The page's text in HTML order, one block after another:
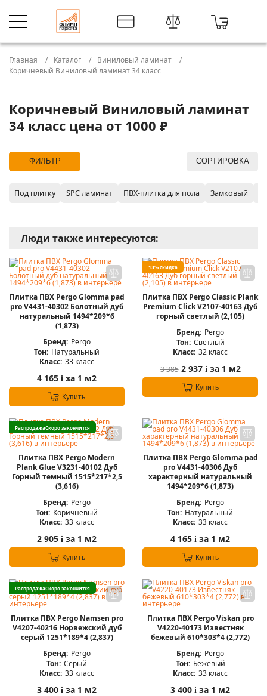
Главная Каталог
Виниловый ламинат
Коричневый Виниловый ламинат 34 класс
Коричневый Виниловый ламинат
34 класс цена от 1000 ₽
ФИЛЬТР СОРТИРОВКА
Под плитку SPC ламинат ПВХ-плитка для пола Замковый
Люди также интересуются:
Плитка ПВХ Pergo Glomma pad
pro V4431-40302 Болотный дуб
натуральный 1494*209*6
(1,873)
Бренд: Pergo
Тон: Натуральный
Класс: 33 класс
4 165 i за 1 м2
Купить
13% скидка
Плитка ПВХ Pergo Classic Plank
Premium Click V2107-40163 Дуб
горный светлый (2,105)
Бренд: Pergo
Тон: Светлый
Класс: 32 класс
3 385 2 937 iза 1 м2
Купить
РаспродажаСкоро закончится
Плитка ПВХ Pergo Modern
Plank Glue V3231-40102 Дуб
Горный темный 1515*217*2,5
(3,616)
Бренд: Pergo
Тон: Коричневый
Класс: 33 класс
2 905 i за 1 м2
Купить
Плитка ПВХ Pergo Glomma pad
pro V4431-40306 Дуб
характерный натуральный
1494*209*6 (1,873)
Бренд: Pergo
Тон: Натуральный
Класс: 33 класс
4 165 i за 1 м2
Купить
РаспродажаСкоро закончится
Плитка ПВХ Pergo Namsen pro
V4207-40216 Норвежский дуб
серый 1251*189*4 (2,837)
Бренд: Pergo
Тон: Серый
Класс: 33 класс
3 400 i за 1 м2
Плитка ПВХ Pergo Viskan pro
V4220-40173 Известняк
бежевый 610*303*4 (2,772)
Бренд: Pergo
Тон: Бежевый
Класс: 33 класс
3 400 i за 1 м2